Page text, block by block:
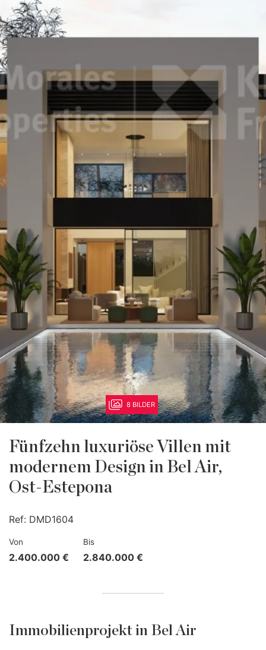
8 BILDER
Fünfzehn luxuriöse Villen mit
modernem Design in Bel Air,
Ost-Estepona
Ref: DMD1604
Von
2.400.000 €
Bis
2.840.000 €
Immobilienprojekt in Bel Air